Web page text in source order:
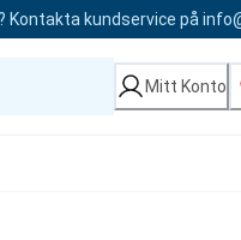
Kontakta kundservice på
Mitt Konto